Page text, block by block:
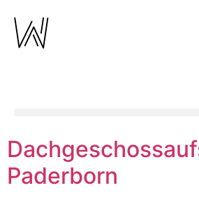
Paderborn